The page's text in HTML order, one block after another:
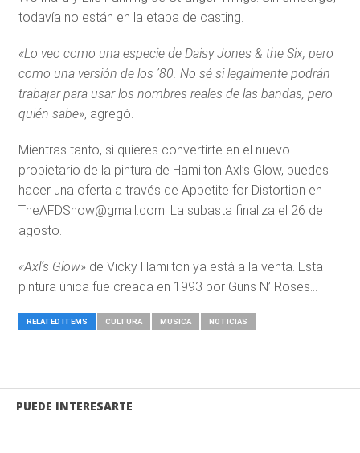
todavía no están en la etapa de casting.
«Lo veo como una especie de Daisy Jones & the Six, pero
como una versión de los ’80. No sé si legalmente podrán
trabajar para usar los nombres reales de las bandas, pero
quién sabe», agregó.
Mientras tanto, si quieres convertirte en el nuevo
propietario de la pintura de Hamilton Axl’s Glow, puedes
hacer una oferta a través de Appetite for Distortion en
TheAFDShow@gmail.com. La subasta finaliza el 26 de
agosto.
«Axl’s Glow»de Vicky Hamilton ya está a la venta. Esta
pintura única fue creada en 1993 por Guns N’ Roses…
RELATED ITEMS CULTURA MUSICA NOTICIAS
PUEDE INTERESARTE